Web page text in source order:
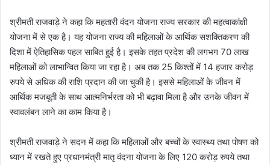
श्रीमती राजवाड़े ने कहा कि महतारी वंदन योजना राज्य सरकार की महत्वाकांक्षी
योजना में से एक है। यह योजना राज्य की महिलाओं के आर्थिक सशक्तिकरण की
दिशा में ऐतिहासिक पहल साबित हुई है। इसके तहत प्रदेश की लगभग 70 लाख
महिलाओं को लाभान्वित किया जा रहा है। अब तक 25 किश्तों में 14 हजार करोड़
रुपये से अधिक की राशि प्रदान की जा चुकी है। इससे महिलाओं के जीवन में
आर्थिक मजबूती के साथ आत्मनिर्भरता को भी बढ़ावा मिला है और उनके जीवन में
स्वावलंबन लाने का काम किया है।
श्रीमती राजवाड़े ने सदन में कहा कि महिलाओं और बच्चों के स्वास्थ्य तथा पोषण को
ध्यान में रखते हुए प्रधानमंत्री मातृ वंदना योजना के लिए 120 करोड़ रुपये तथा